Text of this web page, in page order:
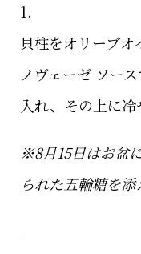
1.
貝柱をオリーブ
ノヴェーゼ ソー
入れ、その上に冷
※8月15日はお盆
られた五輪糖を添